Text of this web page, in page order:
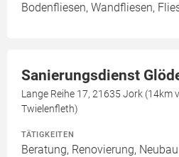
Bodenfliesen, Wandfliesen,
Sanierungsdienst
Lange Reihe 17, 21635 Jork (14km
Twielenfleth)
TÄTIGKEITEN
Beratung, Renovierung,